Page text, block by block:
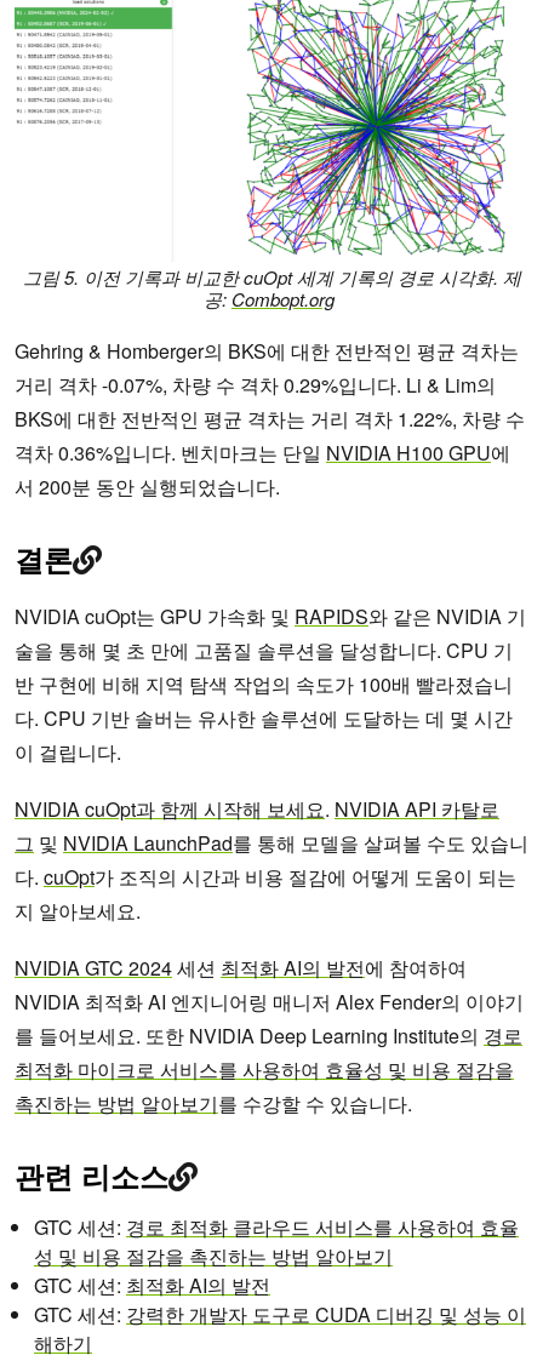
그림 5. 이전 기록과 비교한 cuOpt 세계 기록의 경로 시각화. 제
공: Combopt.org
Gehring & Homberger의 BKS에 대한 전반적인 평균 격차는
거리 격차 -0.07%, 차량 수 격차 0.29%입니다. Li & Lim의
BKS에 대한 전반적인 평균 격차는 거리 격차 1.22%, 차량 수
격차 0.36%입니다. 벤치마크는 단일 NVIDIA H100 GPU에
서 200분 동안 실행되었습니다.
결론
NVIDIA cuOpt는 GPU 가속화 및 RAPIDS와 같은 NVIDIA 기
술을 통해 몇 초 만에 고품질 솔루션을 달성합니다. CPU 기
반 구현에 비해 지역 탐색 작업의 속도가 100배 빨라졌습니
다. CPU 기반 솔버는 유사한 솔루션에 도달하는 데 몇 시간
이 걸립니다.
NVIDIA cuOpt과 함께 시작해 보세요. NVIDIA API 카탈로
그 및 NVIDIA LaunchPad를 통해 모델을 살펴볼 수도 있습니
다. cuOpt가 조직의 시간과 비용 절감에 어떻게 도움이 되는
지 알아보세요.
NVIDIA GTC 2024세션 최적화 AI의 발전에 참여하여
NVIDIA 최적화 AI 엔지니어링 매니저 Alex Fender의 이야기
를 들어보세요. 또한 NVIDIA Deep Learning Institute의 경로
최적화 마이크로 서비스를 사용하여 효율성 및 비용 절감을
촉진하는 방법 알아보기를 수강할 수 있습니다.
관련 리소스
GTC 세션: 경로 최적화 클라우드 서비스를 사용하여 효율
성 및 비용 절감을 촉진하는 방법 알아보기
GTC 세션: 최적화 AI의 발전
GTC 세션: 강력한 개발자 도구로 CUDA 디버깅 및 성능 이
해하기